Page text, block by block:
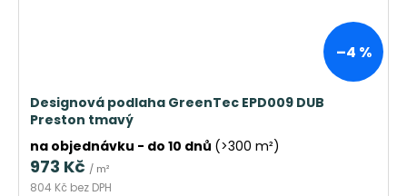
–4 %
Designová podlaha GreenTec EPD009 DUB
Preston tmavý
na objednávku - do 10 dnů (>300 m²)
804 Kč bez DPH
973 Kč / m²